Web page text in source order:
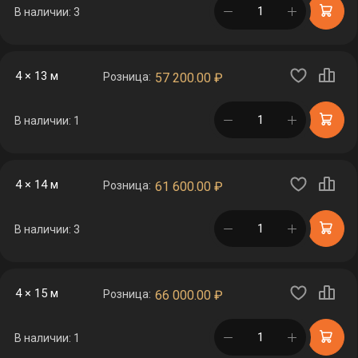
В наличии: 3 в корзине
4 × 13 м Розница: 57 200.00 ₽
В наличии: 1 в корзине
4 × 14 м Розница: 61 600.00 ₽
В наличии: 3 в корзине
4 × 15 м Розница: 66 000.00 ₽
В наличии: 1 в корзине